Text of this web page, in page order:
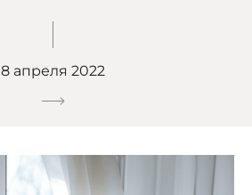
8 апреля 2022